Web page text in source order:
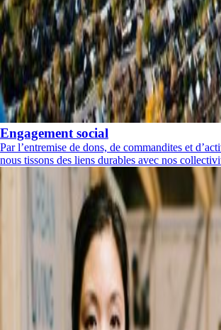
Engagement social
Par l’entremise de dons, de commandites et
nous tissons des liens durables avec nos